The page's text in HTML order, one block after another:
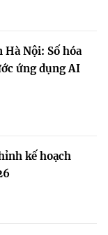
Hà Nội: Số hóa
ứng dụng AI
kế hoạch